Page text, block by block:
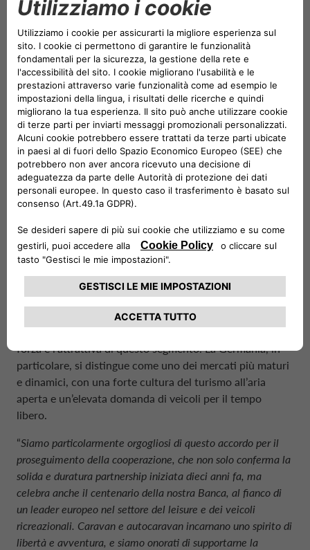
soddisfare una varietà di
esigenze e preferenze: dai
tradizionali contratti di acquisto
rateale a piani con valore futuro
garantito, pagamentiballoone
soluzionirent-to-rentove
disponibili.
Attraverso questo accordo,CA Auto Bankconsolida
ulteriormente il suo ruolo di banca della mobilità
uno dei pilastri dell’economia delleisurein tutta Europa.
Questo mercato ha registrato una crescita costante,
spinto dalla crescente voglia di viaggi indipendenti,
flessibili e a contatto con la natura: secondo la
Caravan Federation(ECF), nel 2024 sono stati
immatricolati in Europaoltre 221.000 nuovi veicoli
forza e l’attrattiva di questo segmento. La Germania, in
particolare, si distingue come uno dei mercati più maturi
e dinamici, con una forte cultura del turismo all’aria
aperta e un’elevata domanda di veicoli per il tempo
libero.
“Siamo particolarmente orgogliosi di questo accordo per il
proseguimento della cooperazione, che non solo conferma la
solida e duratura partnership iniziata dieci anni fa, ma
celebra anche il centenario della nostra Banca, al fianco di
un leadereuropeo nel settore del leisure e dei veicoli
ricreazionali. Caravan e autocaravan incarnano uno spirito di
libertà e avventura, e siamo onorati di supportarne la